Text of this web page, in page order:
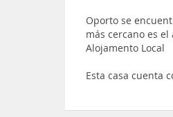
Oporto se
más cercano es
Alojamento Local
Esta casa cuenta